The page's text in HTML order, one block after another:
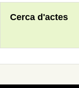
Cerca d'actes